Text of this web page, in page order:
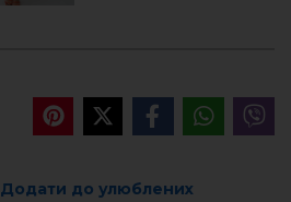
Додати до улюблених